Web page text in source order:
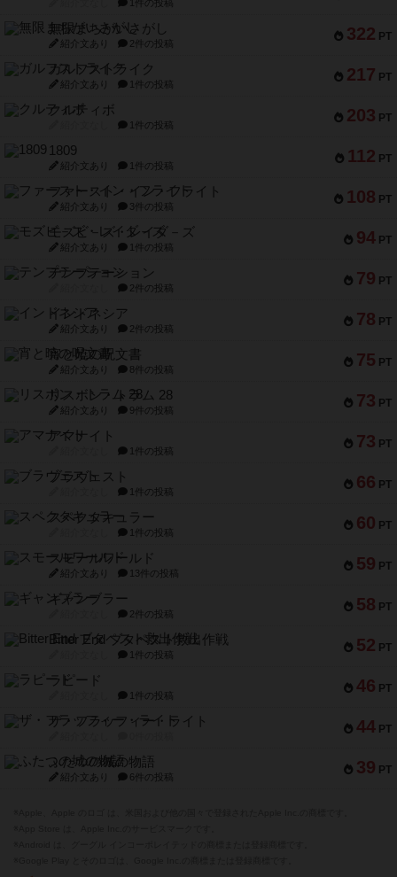
1件の投稿
322 PT
無限まちがいさがし
紹介文あり 2件の投稿
217 PT
ガルフストライク
紹介文あり 1件の投稿
203 PT
クルティボ
1件の投稿
112 PT
1809
紹介文あり 1件の投稿
108 PT
ファースト・イン・フライト
紹介文あり 3件の投稿
94 PT
モズビ－ズ・レイダ－ズ
紹介文あり 1件の投稿
79 PT
テンプテーション
2件の投稿
78 PT
インドネシア
紹介文あり 2件の投稿
75 PT
宵と暁の呪文書
紹介文あり 8件の投稿
73 PT
リスボン・トラム 28
紹介文あり 9件の投稿
73 PT
アマナイト
1件の投稿
66 PT
ブラヴェスト
1件の投稿
60 PT
スペクタキュラー
1件の投稿
59 PT
スモールワールド
紹介文あり 13件の投稿
58 PT
ギャンブラー
2件の投稿
52 PT
Bitter End ブタペスト救出作戦
1件の投稿
46 PT
ラピード
1件の投稿
44 PT
ザ・フラッフィー・ライト
39 PT
ふたつの城の物語
紹介文あり 6件の投稿